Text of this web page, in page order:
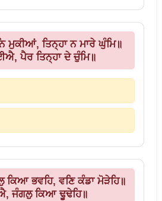
ਮੁਕੀਆਂ, ਤਿਨ੍ਹਾ ਨ ਮਾਰੇ ਘੁੰਮਿ॥
ਪੈਰ ਤਿਨ੍ਹਾ ਦੇ ਚੁੰਮਿ॥
ਕਿਆ ਭਵਹਿ, ਵਣਿ ਕੰਡਾ ਮੋੜੇਹਿ॥
ਜੰਗਲੁ ਕਿਆ ਢੂਢੇਹਿ॥